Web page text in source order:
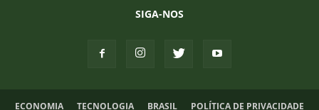
SIGA-NOS
ECONOMIA TECNOLOGIA BRASIL POLÍTICA DE PRIVACIDADE